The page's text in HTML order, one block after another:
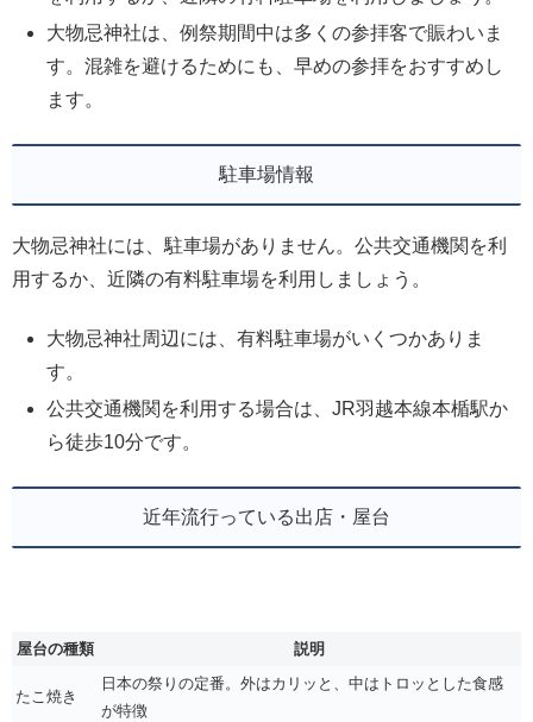
大物忌神社は、例祭期間中は多くの参拝客で賑わいま
す。混雑を避けるためにも、早めの参拝をおすすめし
ます。
駐車場情報
大物忌神社には、駐車場がありません。公共交通機関を利
用するか、近隣の有料駐車場を利用しましょう。
大物忌神社周辺には、有料駐車場がいくつかありま
す。
公共交通機関を利用する場合は、JR羽越本線本楯駅か
ら徒歩10分です。
近年流行っている出店・屋台
屋台の種類 説明
たこ焼き
日本の祭りの定番。外はカリッと、中はトロッとした食感
が特徴